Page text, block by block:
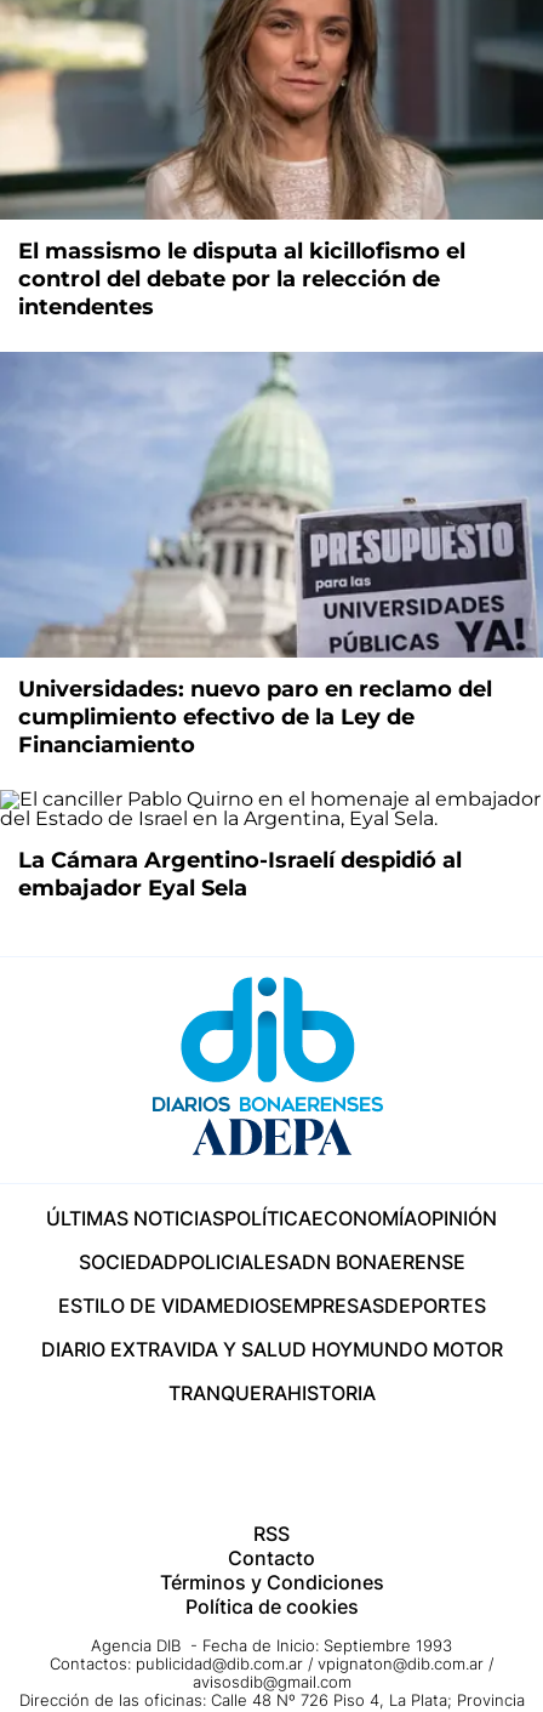
El massismo le disputa al kicillofismo el
control del debate por la relección de
intendentes
Universidades: nuevo paro en reclamo del
cumplimiento efectivo de la Ley de
Financiamiento
La Cámara Argentino-Israelí despidió al
embajador Eyal Sela
ÚLTIMAS NOTICIASPOLÍTICAECONOMÍAOPINIÓN
SOCIEDADPOLICIALESADN BONAERENSE
ESTILO DE VIDAMEDIOSEMPRESASDEPORTES
DIARIO EXTRAVIDA Y SALUD HOYMUNDO MOTOR
TRANQUERAHISTORIA
RSS
Contacto
Términos y Condiciones
Política de cookies
Agencia DIB - Fecha de Inicio: Septiembre 1993
Contactos: publicidad@dib.com.ar / vpignaton@dib.com.ar /
avisosdib@gmail.com
Dirección de las oficinas: Calle 48 Nº 726 Piso 4, La Plata; Provincia